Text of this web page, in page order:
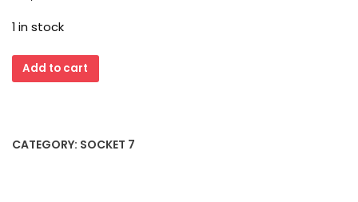
1 in stock
TMC
PCI54IT
ISA
Add to cart
CATEGORY: SOCKET 7